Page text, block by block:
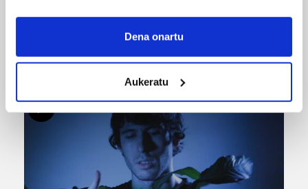
If you allow, we would also like to:
Collect information about your geographical
meters
Identify your device by actively scanning it for
specific characteristics (fingerprinting)
Find out more about how your personal data is processed
and set your preferences in thedetails section
Guk eta gure bazkideek zure datu pertsonalak
prozesatzen ditugu, zure IP zenbakia, besteak beste,
Dena onartu
Aukeratu